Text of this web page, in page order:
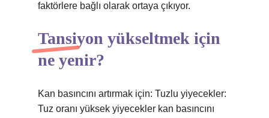
faktörlere bağlı olarak ortaya çıkıyor.
Tansiyon yükseltmek için
ne yenir?
Kan basıncını artırmak için: Tuzlu yiyecekler:
Tuz oranı yüksek yiyecekler kan basıncını